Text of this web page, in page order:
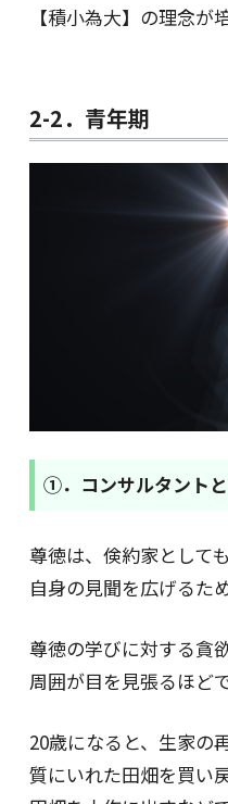
【積小為大】の理念が
2-2．青年期
①．コンサルタント
尊徳は、倹約家として
自身の見聞を広げるた
尊徳の学びに対する貪
周囲が目を見張るほど
20歳になると、生家の
質にいれた田畑を買い戻